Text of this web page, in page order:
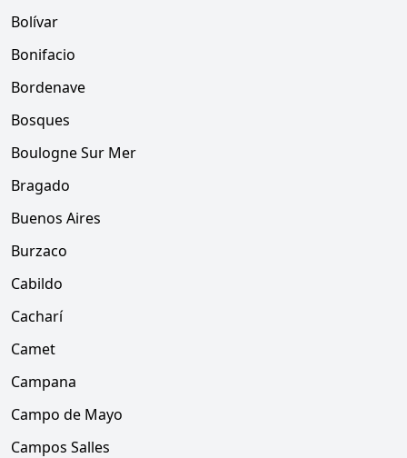
Bolívar
Bonifacio
Bordenave
Bosques
Boulogne Sur Mer
Bragado
Buenos Aires
Burzaco
Cabildo
Cacharí
Camet
Campana
Campo de Mayo
Campos Salles